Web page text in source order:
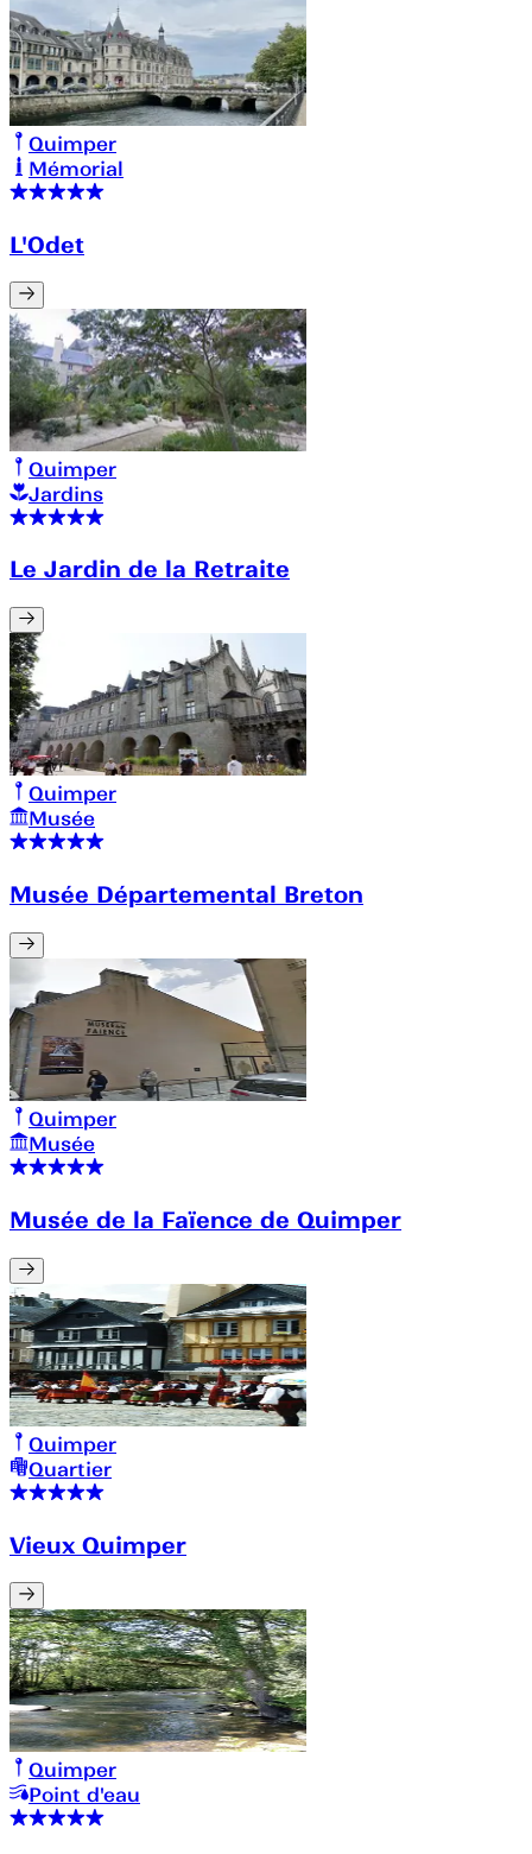
Quimper
Mémorial
L'Odet
Quimper
Jardins
Le Jardin de la Retraite
Quimper
Musée
Musée Départemental Breton
Quimper
Musée
Musée de la Faïence de Quimper
Quimper
Quartier
Vieux Quimper
Quimper
Point d'eau